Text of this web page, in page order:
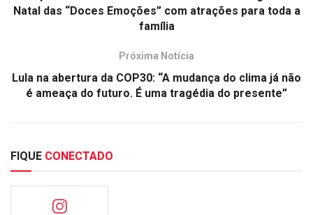
Natal das “Doces Emoções” com atrações para toda a
família
Próxima Notícia
Lula na abertura da COP30: “A mudança do clima já não
é ameaça do futuro. É uma tragédia do presente”
FIQUE CONECTADO